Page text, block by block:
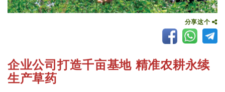
分享这个
企业公司打造千亩基地 精准农耕永续
生产草药